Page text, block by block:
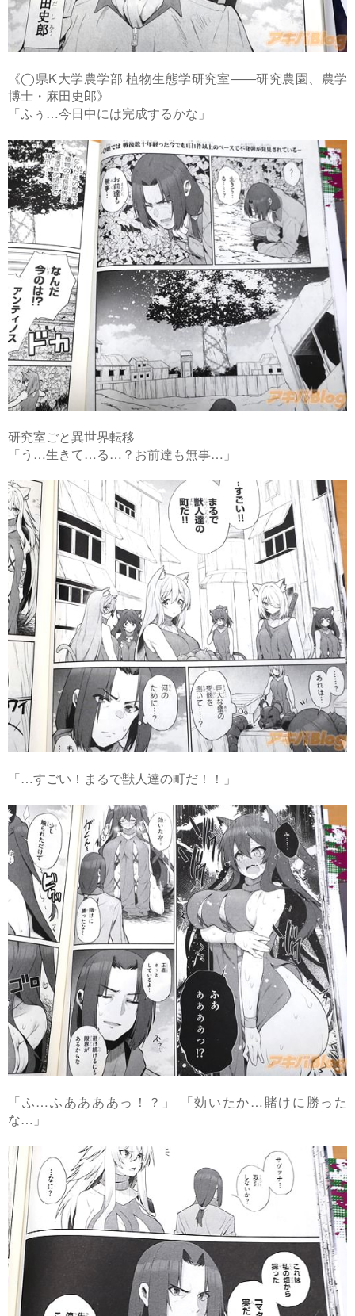
《◯県K大学農学部 植物生態学研究室――研究農園、農学
博士・麻田史郎》
「ふぅ…今日中には完成するかな」
研究室ごと異世界転移
「う…生きて…る…？お前達も無事…」
「…すごい！まるで獣人達の町だ！！」
「ふ…ふああああっ！？」 「効いたか…賭けに勝った
な…」